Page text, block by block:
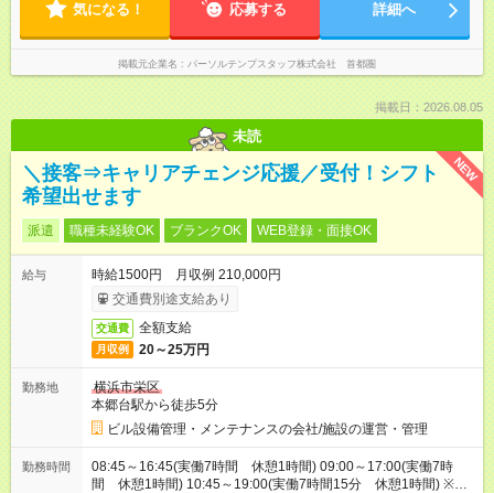
気になる！ 応募する 詳細へ
掲載元企業名 パーソルテンプスタッフ株式会社 首都圏
掲載日：2026.08.05
未読
NEW
＼接客⇒キャリアチェンジ応援／受付！シフト
希望出せます
派遣 職種未経験OK ブランクOK WEB登録・面接OK
給与
時給1500円 月収例 210,000円
交通費別途支給あり
交通費 全額支給
月収例 20～25万円
勤務地
横浜市栄区
本郷台駅から徒歩5分
ビル設備管理・メンテナンスの会社/施設の運営・管理
勤務時間
08:45～16:45(実働7時間 休憩1時間) 09:00～17:00(実働7時
間 休憩1時間) 10:45～19:00(実働7時間15分 休憩1時間) ※1